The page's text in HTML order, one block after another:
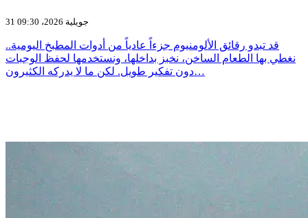
31 جويلية 2026، 09:30
قد تبدو رقائق الألومنيوم جزءاً عادياً من أدوات المطبخ اليومية..
نغطي بها الطعام الساخن، نخبز بداخلها، ونستخدمها لحفظ الوجبات
دون تفكير طويل. لكن ما لا يدركه الكثيرون…